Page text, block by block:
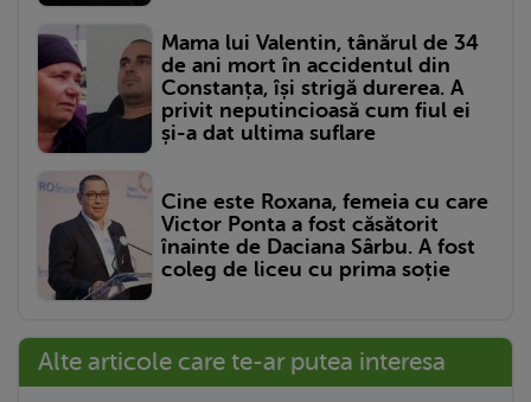
Mama lui Valentin, tânărul de 34
de ani mort în accidentul din
Constanța, își strigă durerea. A
privit neputincioasă cum fiul ei
și-a dat ultima suflare
Cine este Roxana, femeia cu care
Victor Ponta a fost căsătorit
înainte de Daciana Sârbu. A fost
coleg de liceu cu prima soție
Alte articole care te-ar putea interesa